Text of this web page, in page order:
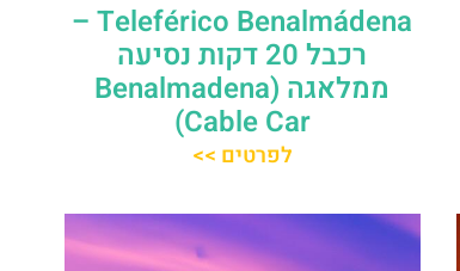
Teleférico Benalmádena –
רכבל 20 דקות נסיעה
ממלאגה (Benalmadena
Cable Car)
לפרטים >>